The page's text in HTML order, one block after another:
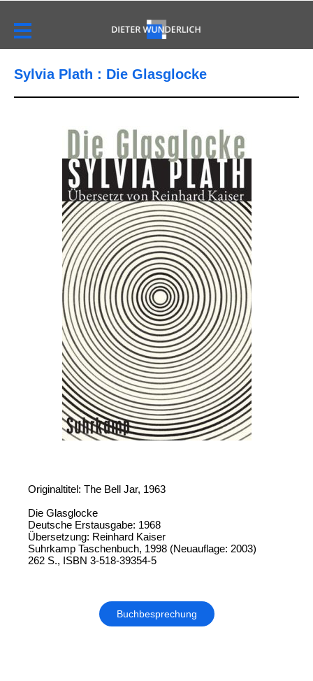
Sylvia Plath : Die Glasglocke
Originaltitel: The Bell Jar, 1963
Die Glasglocke
Deutsche Erstausgabe: 1968
Übersetzung: Reinhard Kaiser
Suhrkamp Taschenbuch, 1998 (Neuauflage: 2003)
262 S., ISBN 3-518-39354-5
Buchbesprechung